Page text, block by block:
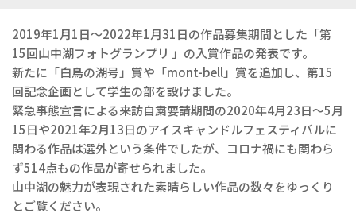
2019年1月1日～2022年1月31日の作品募集期間とした「第
15回山中湖フォトグランプリ 」の入賞作品の発表です。
新たに「白鳥の湖号」賞や「mont-bell」賞を追加し、第15
回記念企画として学生の部を設けました。
緊急事態宣言による来訪自粛要請期間の2020年4月23日～5月
15日や2021年2月13日のアイスキャンドルフェスティバルに
関わる作品は選外という条件でしたが、コロナ禍にも関わら
ず514点もの作品が寄せられました。
山中湖の魅力が表現された素晴らしい作品の数々をゆっくり
とご覧ください。